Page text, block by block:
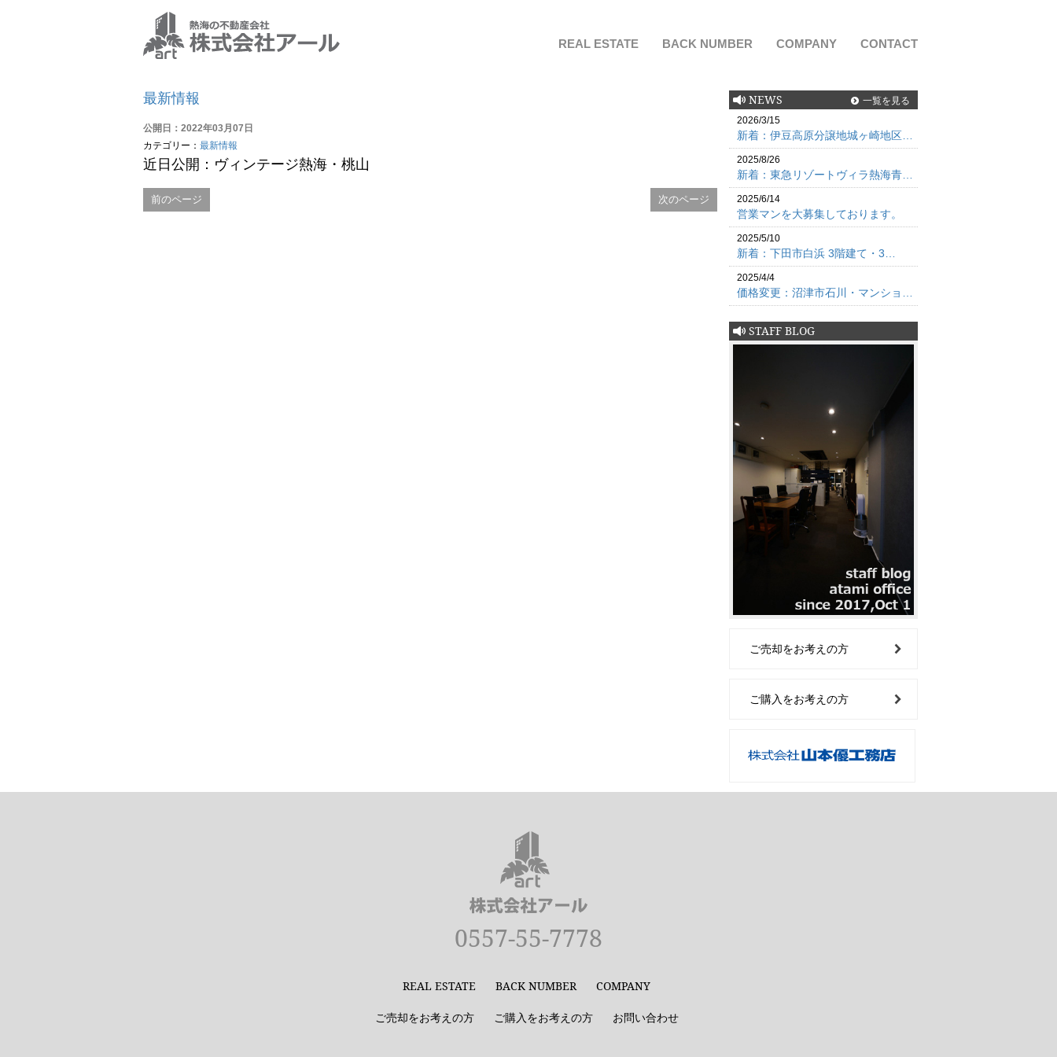
REAL ESTATE BACK NUMBER COMPANY CONTACT
最新情報
公開日：2022年03月07日
カテゴリー： 最新情報
近日公開：ヴィンテージ熱海・桃山
前のページ 次のページ
NEWS 一覧を見る
2026/3/15
新着：伊豆高原分譲地城ヶ崎地区…
2025/8/26
新着：東急リゾートヴィラ熱海青…
2025/6/14
営業マンを大募集しております。
2025/5/10
新着：下田市白浜 3階建て・3…
2025/4/4
価格変更：沼津市石川・マンショ…
STAFF BLOG
ご売却をお考えの方
ご購入をお考えの方
0557-55-7778
REAL ESTATE BACK NUMBER COMPANY
ご売却をお考えの方 ご購入をお考えの方 お問い合わせ